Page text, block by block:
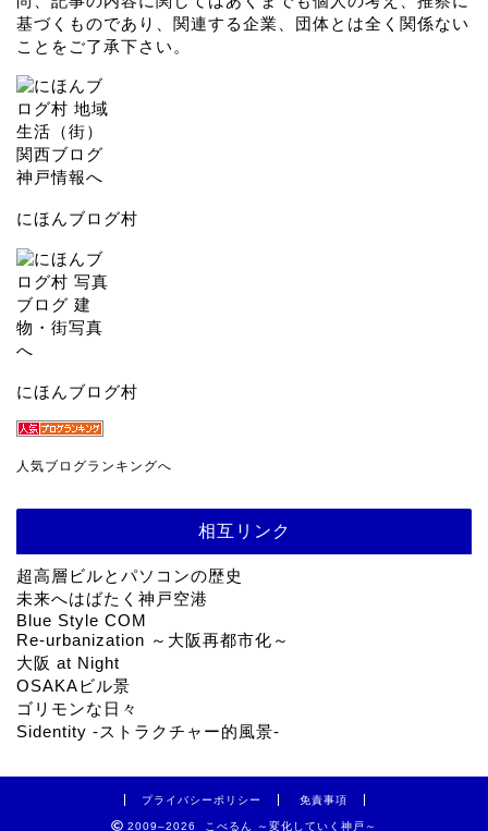
基づくものであり、関連する企業、団体とは全く関係ない
ことをご了承下さい。
にほんブログ村
にほんブログ村
人気ブログランキングへ
相互リンク
超高層ビルとパソコンの歴史
未来へはばたく神戸空港
Blue Style COM
Re-urbanization ～大阪再都市化～
大阪 at Night
OSAKAビル景
ゴリモンな日々
Sidentity -ストラクチャー的風景-
プライバシーポリシー 免責事項
2009–2026 こべるん ～変化していく神戸～